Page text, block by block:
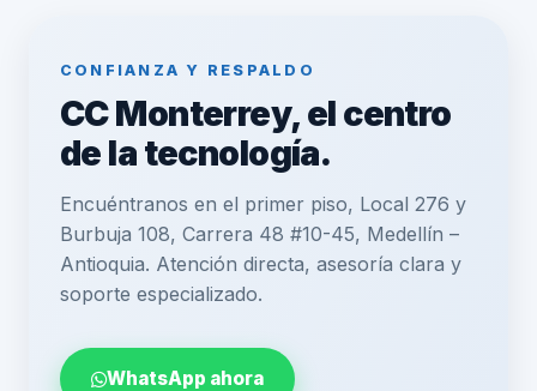
CONFIANZA Y RESPALDO
CC Monterrey, el centro
de la tecnología.
Encuéntranos en el primer piso, Local 276 y
Burbuja 108, Carrera 48 #10-45, Medellín –
Antioquia. Atención directa, asesoría clara y
soporte especializado.
WhatsApp ahora